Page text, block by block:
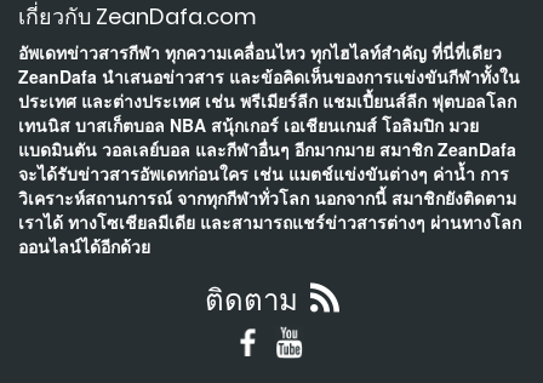
เกี่ยวกับ ZeanDafa.com
อัพเดทข่าวสารกีฬา ทุกความเคลื่อนไหว ทุกไฮไลท์สำคัญ ที่นี่ที่เดียว
ZeanDafa นำเสนอข่าวสาร และข้อคิดเห็นของการแข่งขันกีฬาทั้งใน
ประเทศ และต่างประเทศ เช่น พรีเมียร์ลีก แชมเปี้ยนส์ลีก ฟุตบอลโลก
เทนนิส บาสเก็ตบอล NBA สนุ้กเกอร์ เอเชียนเกมส์ โอลิมปิก มวย
แบดมินตัน วอลเลย์บอล และกีฬาอื่นๆ อีกมากมาย สมาชิก ZeanDafa
จะได้รับข่าวสารอัพเดทก่อนใคร เช่น แมตช์แข่งขันต่างๆ ค่าน้ำ การ
วิเคราะห์สถานการณ์ จากทุกกีฬาทั่วโลก นอกจากนี้ สมาชิกยังติดตาม
เราได้ ทางโซเชียลมีเดีย และสามารถแชร์ข่าวสารต่างๆ ผ่านทางโลก
ออนไลน์ได้อีกด้วย
ติดตาม